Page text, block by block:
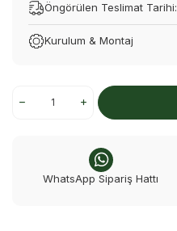
Öngörülen Teslimat Tarihi:
Kurulum & Montaj
WhatsApp Sipariş Hattı